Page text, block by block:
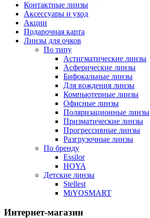
Контактные линзы
Аксессуары и уход
Акции
Подарочная карта
Линзы для очков
По типу
Астигматические линзы
Асферические линзы
Бифокальные линзы
Для вождения линзы
Компьютерные линзы
Офисные линзы
Поляризационные линзы
Призматические линзы
Прогрессивные линзы
Разгрузочные линзы
По бренду
Essilor
HOYA
Детские линзы
Stellest
MiYOSMART
Интернет-магазин